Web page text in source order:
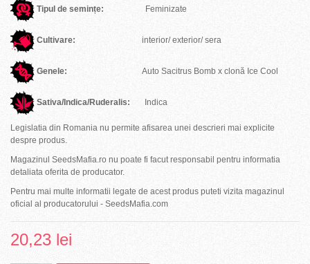
Tipul de semințe: Feminizate
Cultivare: interior/ exterior/ sera
Genele: Auto Sacitrus Bomb x clonă Ice Cool
Sativa/Indica/Ruderalis: Indica
Legislatia din Romania nu permite afisarea unei descrieri mai explicite
despre produs.
Magazinul SeedsMafia.ro nu poate fi facut responsabil pentru informatia
detaliata oferita de producator.
Pentru mai multe informatii legate de acest produs puteti vizita magazinul
oficial al producatorului - SeedsMafia.com
20,23 lei